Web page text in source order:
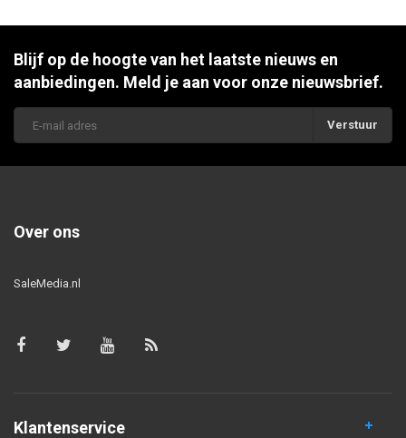
Blijf op de hoogte van het laatste nieuws en
aanbiedingen. Meld je aan voor onze nieuwsbrief.
Verstuur
Over ons
SaleMedia.nl
Klantenservice